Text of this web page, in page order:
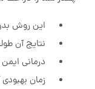
این روش
نتایج آن
درمانی
زمان